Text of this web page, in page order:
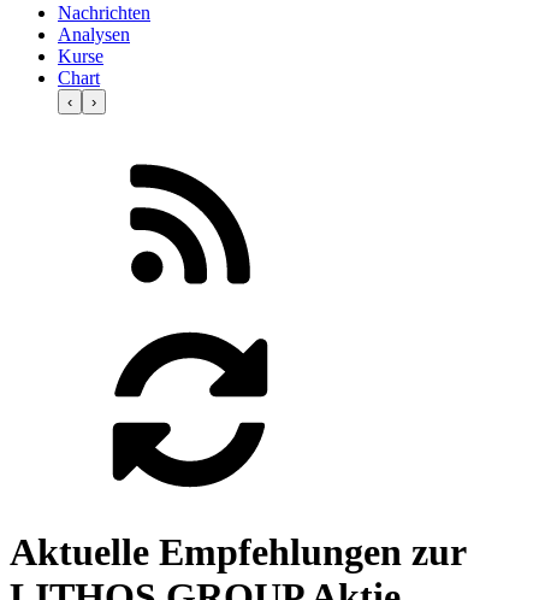
Nachrichten
Analysen
Kurse
Chart
‹ ›
Aktuelle Empfehlungen zur